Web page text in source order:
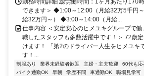
できます＞ ◆1:00～12:00（月給32万5千円
給32万円～） ◆3:00～14:00（月給...
仕事内容 ＜安定安心のヒメユキグループで
職したスタッフも多数活躍中です！＞ 72歳
けます！ 「第2のドライバー人生をヒメユキ
す！...
制服あり 業界未経験者歓迎 主婦・主夫歓迎 60代も応
バイク通勤OK
早朝 学歴不問 車通勤OK 職場見学可